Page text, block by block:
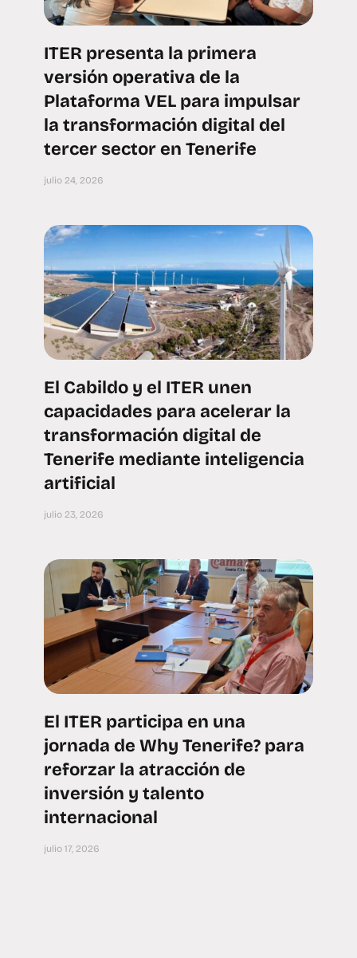
ITER presenta la primera
versión operativa de la
Plataforma VEL para impulsar
la transformación digital del
tercer sector en Tenerife
julio 24, 2026
El Cabildo y el ITER unen
capacidades para acelerar la
transformación digital de
Tenerife mediante inteligencia
artificial
julio 23, 2026
El ITER participa en una
jornada de Why Tenerife? para
reforzar la atracción de
inversión y talento
internacional
julio 17, 2026